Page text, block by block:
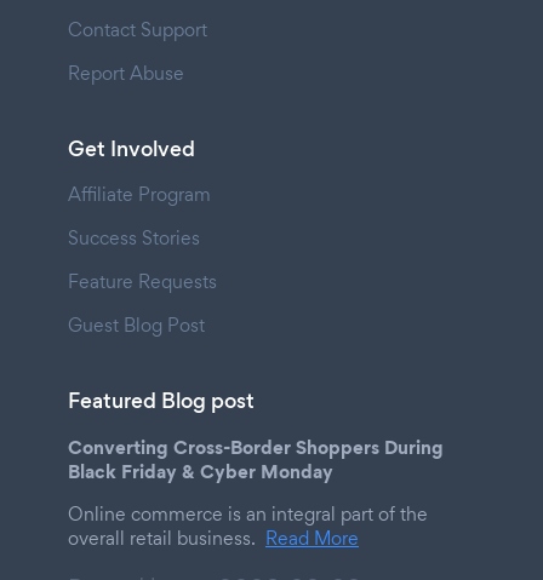
Contact Support
Report Abuse
Get Involved
Affiliate Program
Success Stories
Feature Requests
Guest Blog Post
Featured Blog post
Converting Cross-Border Shoppers During
Black Friday & Cyber Monday
Online commerce is an integral part of the
overall retail business. Read More